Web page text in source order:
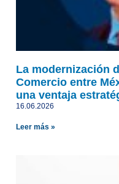
La modernización
Comercio entre
una ventaja
16.06.2026
Leer más »